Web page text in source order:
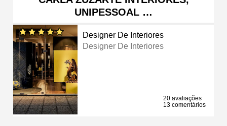
UNIPESSOAL …
Designer De Interiores
Designer De Interiores
20 avaliações
13 comentários